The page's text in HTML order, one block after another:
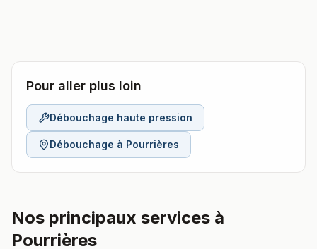
Pour aller plus loin
Débouchage haute pression
Débouchage à Pourrières
Nos principaux services à
Pourrières